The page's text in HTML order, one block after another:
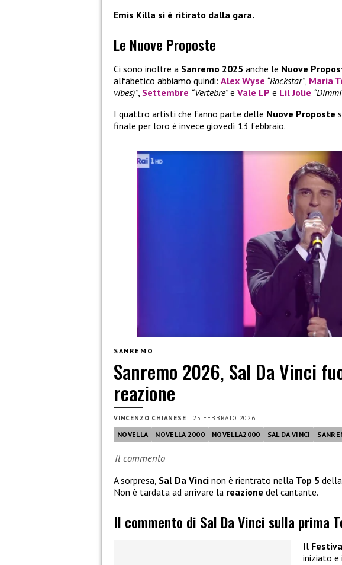
Emis Killa si è ritirato dalla gara.
Le Nuove Proposte
Ci sono inoltre a Sanremo 2025 anche le Nuove
alfabetico abbiamo quindi: Alex Wyse “Rockstar”, Maria
vibes)”, Settembre “Vertebre”e Vale LP e Lil Jolie
I quattro artisti che fanno parte delle Nuove Proposte
finale per loro è invece giovedì 13 febbraio.
SANREMO
Sanremo 2026, Sal Da Vinci
reazione
VINCENZO CHIANESE |25 FEBBRAIO 2026
NOVELLA NOVELLA 2000 NOVELLA2000 SAL DA VINCI
Il commento
A sorpresa, Sal Da Vinci non è rientrato nella Top 5 della
Non è tardata ad arrivare la reazione del cantante.
Il commento di Sal Da Vinci sulla prima
Il
iniziato e